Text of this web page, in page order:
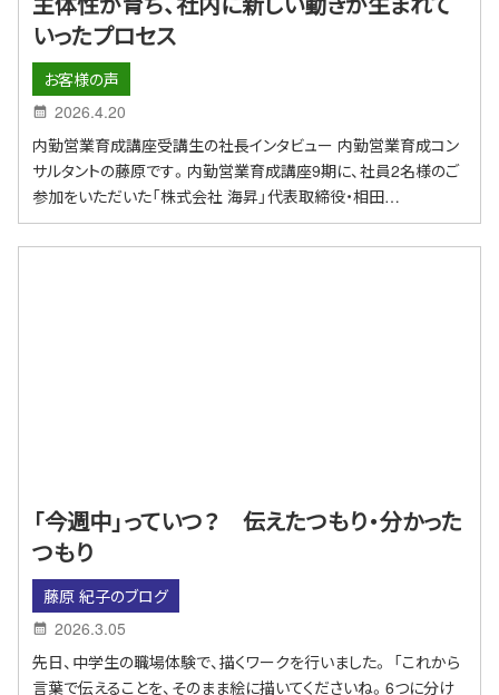
いったプロセス
お客様の声
2026.4.20
内勤営業育成講座受講生の社長インタビュー 内勤営業育成コン
サルタントの藤原です。内勤営業育成講座9期に、社員2名様のご
参加をいただいた「株式会社 海昇」代表取締役・相田…
「今週中」っていつ？ 伝えたつもり・分かった
つもり
藤原 紀子のブログ
2026.3.05
先日、中学生の職場体験で、描くワークを行いました。 「これから
言葉で伝えることを、そのまま絵に描いてくださいね。6つに分け